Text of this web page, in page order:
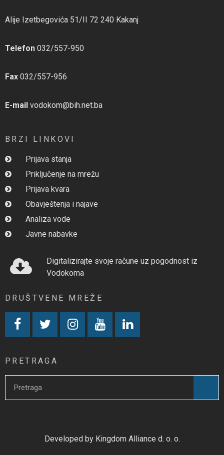
Alije Izetbegovića 51/II 72 240 Kakanj
Telefon 032/557-950
Fax 032/557-956
E-mail vodokom@bih.net.ba
BRZI LINKOVI
Prijava stanja
Priključenje na mrežu
Prijava kvara
Obavještenja i najave
Analiza vode
Javne nabavke
Digitalizirajte svoje račune uz pogodnost iz
Vodokoma
DRUŠTVENE MREŽE
PRETRAGA
Developed by Kingdom Alliance d. o. o.